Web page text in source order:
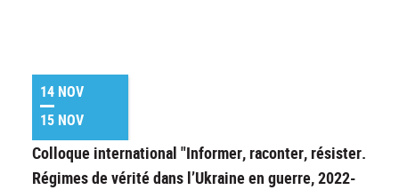
14 NOV
15 NOV
Colloque international "Informer, raconter, résister.
Régimes de vérité dans l’Ukraine en guerre, 2022-